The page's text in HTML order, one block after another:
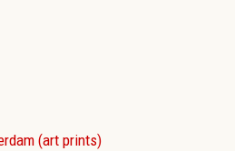
(art prints)